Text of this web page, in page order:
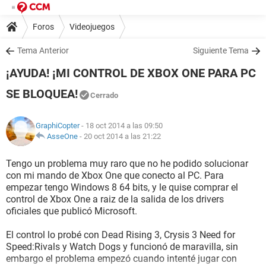
Foros Videojuegos
Tema Anterior Siguiente Tema
¡AYUDA! ¡MI CONTROL DE XBOX ONE PARA PC
SE BLOQUEA!
Cerrado
GraphiCopter- 18 oct 2014 a las 09:50
AsseOne - 20 oct 2014 a las 21:22
Tengo un problema muy raro que no he podido solucionar
con mi mando de Xbox One que conecto al PC. Para
empezar tengo Windows 8 64 bits, y le quise comprar el
control de Xbox One a raiz de la salida de los drivers
oficiales que publicó Microsoft.
El control lo probé con Dead Rising 3, Crysis 3 Need for
Speed:Rivals y Watch Dogs y funcionó de maravilla, sin
embargo el problema empezó cuando intenté jugar con